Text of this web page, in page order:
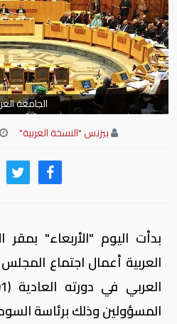
الجامعة
بيزنس "النسخة العربية"
بدأت اليوم "الأربعاء" بمقر
العربية أعمال اجتماع
المسؤولين وذلك برئاسة